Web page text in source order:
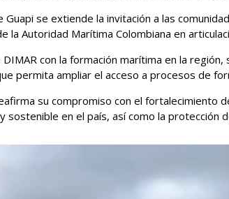
Guapi se extiende la invitación a las
la Autoridad Marítima Colombiana en
con la formación marítima en la
permita ampliar el acceso a procesos de
su compromiso con el fortalecimiento
sostenible en el país, así como la protección